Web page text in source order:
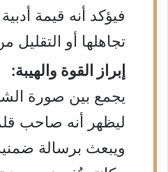
فيؤكد أنه قيمة
تجاهلها أو التقليل
إبراز القوة والهيبة:
يجمع بين صورة
ليظهر أنه صاحب
ويبعث برسالة